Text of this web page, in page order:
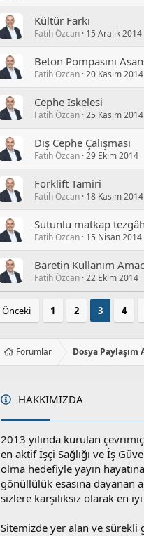
Kültür Farkı
Fatih Özcan 15 Aralık 2014
Beton Pompasını
Fatih Özcan 20 Kasım 2014
Cephe Iskelesi
Fatih Özcan 25 Kasım 2014
Dış Cephe Çalışması
Fatih Özcan 29 Ekim 2014
Forklift Tamiri
Fatih Özcan 18 Kasım 2014
Sütunlu matkap
Fatih Özcan 15 Nisan 2014
Baretin Kullanım
Fatih Özcan 22 Ekim 2014
Önceki 1 2 3 4
Forumlar Dosya Paylaşım
HAKKIMIZDA
2013 yılında kurulan
en aktif İşçi Sağlığı ve İş
olma hedefiyle yayın
gönüllülük esasına dayanan
sizlere karşılıksız olarak en
Sitemizde yer alan ve